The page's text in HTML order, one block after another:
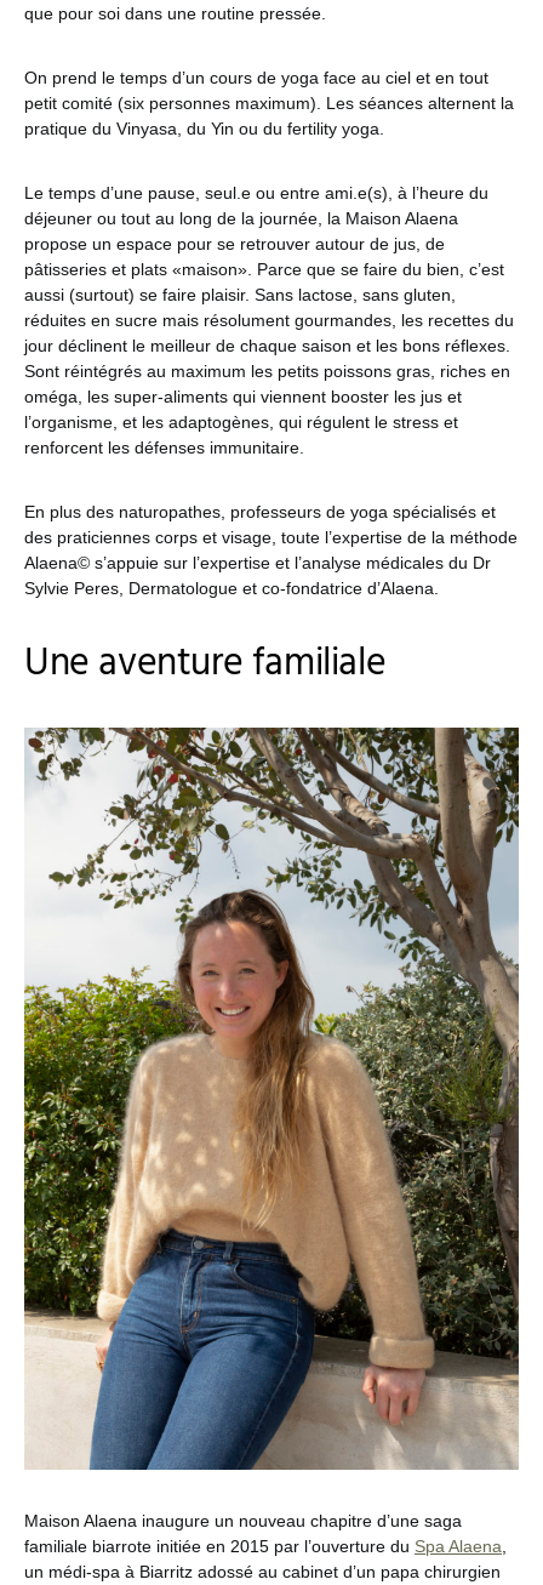
que pour soi dans une routine pressée.
On prend le temps d’un cours de yoga face au ciel et en tout
petit comité (six personnes maximum). Les séances alternent la
pratique du Vinyasa, du Yin ou du fertility yoga.
Le temps d’une pause, seul.e ou entre ami.e(s), à l’heure du
déjeuner ou tout au long de la journée, la Maison Alaena
propose un espace pour se retrouver autour de jus, de
pâtisseries et plats «maison». Parce que se faire du bien, c’est
aussi (surtout) se faire plaisir. Sans lactose, sans gluten,
réduites en sucre mais résolument gourmandes, les recettes du
jour déclinent le meilleur de chaque saison et les bons réflexes.
Sont réintégrés au maximum les petits poissons gras, riches en
oméga, les super-aliments qui viennent booster les jus et
l’organisme, et les adaptogènes, qui régulent le stress et
renforcent les défenses immunitaire.
En plus des naturopathes, professeurs de yoga spécialisés et
des praticiennes corps et visage, toute l’expertise de la méthode
Alaena© s’appuie sur l’expertise et l’analyse médicales du Dr
Sylvie Peres, Dermatologue et co-fondatrice d’Alaena.
Une aventure familiale
Maison Alaena inaugure un nouveau chapitre d’une saga
familiale biarrote initiée en 2015 par l’ouverture du Spa Alaena
un médi-spa à Biarritz adossé au cabinet d’un papa chirurgien